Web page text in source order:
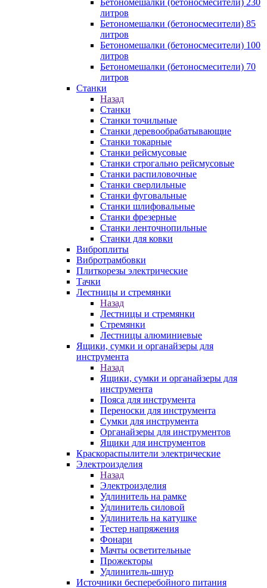
Бетономешалки (бетоносмесители) 230
литров
Бетономешалки (бетоносмесители) 85
литров
Бетономешалки (бетоносмесители) 100
литров
Бетономешалки (бетоносмесители) 70
литров
Станки
Назад
Станки
Станки точильные
Станки деревообрабатывающие
Станки токарные
Станки рейсмусовые
Станки строгально рейсмусовые
Станки распиловочные
Станки сверлильные
Станки фуговальные
Станки шлифовальные
Станки фрезерные
Станки ленточнопильные
Станки для ковки
Виброплиты
Вибротрамбовки
Плиткорезы электрические
Тачки
Лестницы и стремянки
Назад
Лестницы и стремянки
Стремянки
Лестницы алюминиевые
Ящики, сумки и органайзеры для
инструмента
Назад
Ящики, сумки и органайзеры для
инструмента
Пояса для инструмента
Переноски для инструмента
Сумки для инструмента
Органайзеры для инструментов
Ящики для инструментов
Краскораспылители электрические
Электроизделия
Назад
Электроизделия
Удлинитель на рамке
Удлинитель силовой
Удлинитель на катушке
Тестер напряжения
Фонари
Мачты осветительные
Прожекторы
Удлинитель-шнур
Источники бесперебойного питания